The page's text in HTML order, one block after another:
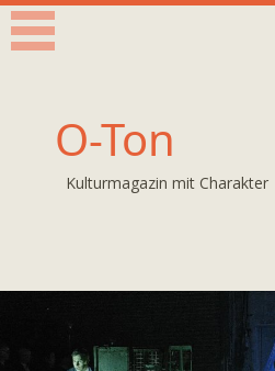
O-Ton
Kulturmagazin mit Charakter